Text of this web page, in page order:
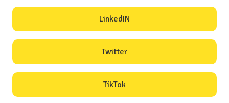
LinkedIN
Twitter
TikTok